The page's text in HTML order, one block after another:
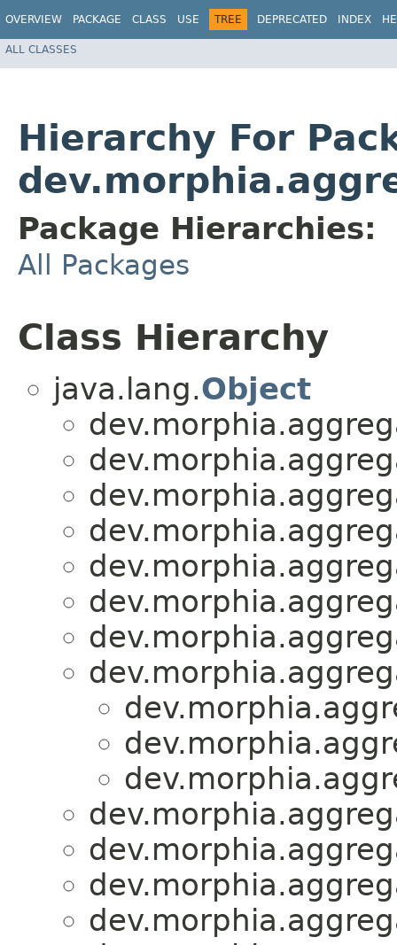
OVERVIEW PACKAGE CLASS USE TREE DEPRECATED INDEX
ALL CLASSES
Hierarchy For
Package Hierarchies:
All Packages
Class Hierarchy
java.lang.Object